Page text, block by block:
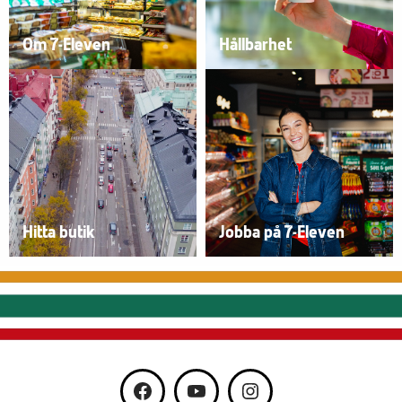
Om 7-Eleven Hållbarhet
Hitta butik Jobba på 7-Eleven